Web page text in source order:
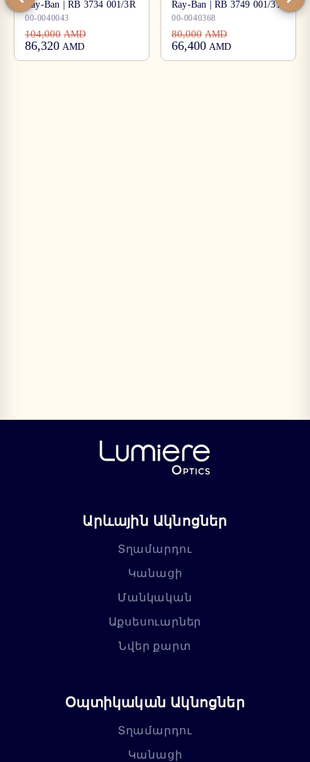
Ray-Ban | RB 3734 001/3R
00-0040043
104,000 AMD
86,320 AMD
Ray-Ban | RB 3749 001/31
00-0040368
80,000 AMD
66,400 AMD
Արևային Ակնոցներ
Տղամարդու
Կանացի
Մանկական
Աքսեսուարներ
Նվեր քարտ
Օպտիկական Ակնոցներ
Տղամարդու
Կանացի